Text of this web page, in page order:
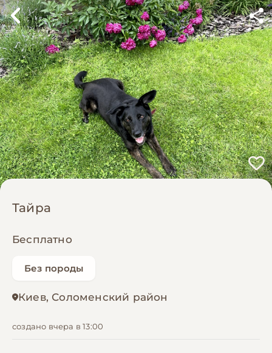
Тайра
Бесплатно
Без породы
Киев, Соломенский район
создано вчера в 13:00